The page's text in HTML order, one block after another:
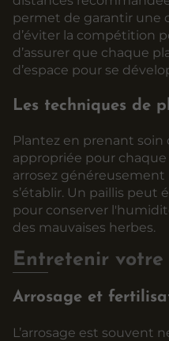
permet de garantir une
d’éviter la compétition
d’assurer que chaque
d’espace pour se
Les techniques de
Plantez en prenant
appropriée pour chaque
arrosez généreusement
s’établir. Un paillis
pour conserver
des mauvaises herbes.
Entretenir votre
Arrosage et
L’arrosage est souvent